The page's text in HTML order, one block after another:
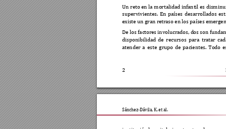
2
Un reto en la mortalidad infantil es
supervivientes. En países desarrollados
existe un gran retraso en los países e
De los factores involucrados, dos son funda
disponibilidad de recursos para tratar
atender a este grupo de pacientes. Todo
Sánchez-Dávila, K. et al.